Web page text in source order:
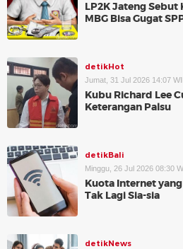
LP2K Jateng Sebut
MBG Bisa Gugat
detikHot
Jumat, 31 Jul 2026 14:07
Kubu Richard Lee
Keterangan Palsu
detikBali
Minggu, 26 Jul 2026 08:30
Kuota Internet
Tak Lagi Sia-sia
detikNews